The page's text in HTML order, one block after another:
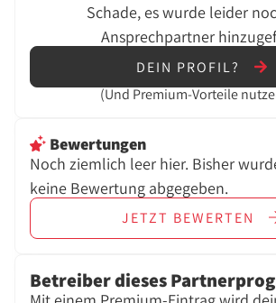
Schade, es wurde leider
Ansprechpartner
DEIN PROFIL?
(Und Premium-Vorteile
Bewertungen
Noch ziemlich leer hier. Bisher
keine Bewertung abgegeben.
JETZT BEWERTEN
Betreiber dieses